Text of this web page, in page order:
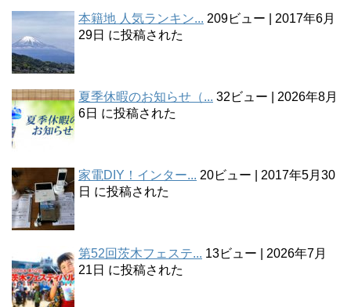
本籍地 人気ランキン... 209ビュー
2017年6月
29日 に投稿された
夏季休暇のお知らせ（... 32ビュー
2026年8月
6日 に投稿された
家電DIY！インター... 20ビュー
2017年5月30
日 に投稿された
第52回茨木フェステ... 13ビュー
2026年7月
21日 に投稿された